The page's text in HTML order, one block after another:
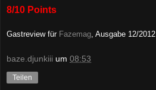
8/10 Points
Gastreview für Fazemag , Ausgabe 12/2012
baze.djunkiii um 08:53
Teilen